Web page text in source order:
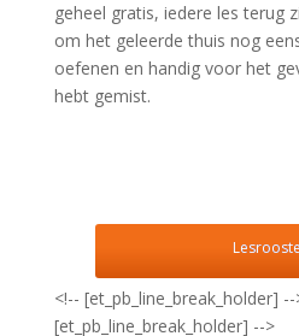
geheel gratis, iedere les terug
om het geleerde thuis nog
oefenen en handig voor het
hebt gemist.
<!-- [et_pb_line_break_holder] --
[et_pb_line_break_holder] -->